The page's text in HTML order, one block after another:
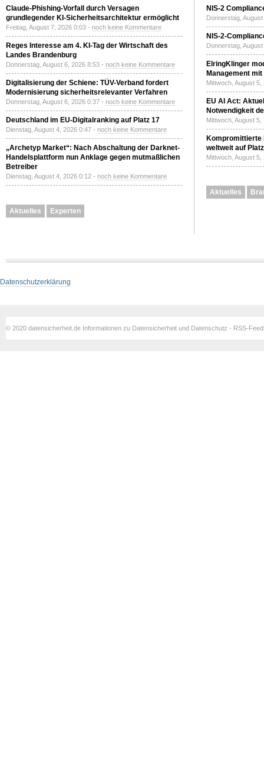
Claude-Phishing-Vorfall durch Versagen
grundlegender KI-Sicherheitsarchitektur ermöglicht
Freitag, August 7, 2026 0:03 - noch keine Kommentare
Reges Interesse am 4. KI-Tag der Wirtschaft des
Landes Brandenburg
Donnerstag, August 6, 2026 8:53 - noch keine Kommentare
Digitalisierung der Schiene: TÜV-Verband fordert
Modernisierung sicherheitsrelevanter Verfahren
Donnerstag, August 6, 2026 0:37 - noch keine Kommentare
Deutschland im EU-Digitalranking auf Platz 17
Dienstag, August 4, 2026 0:47 - noch keine Kommentare
„Archetyp Market“: Nach Abschaltung der Darknet-
Handelsplattform nun Anklage gegen mutmaßlichen
Betreiber
Dienstag, August 4, 2026 0:12 - noch keine Kommentare
Aktuelles Experten
NIS-2
Donnerstag,
NIS-2-
Donnerstag,
ElringKlinger
Management
Mittwoch, August
EU AI Act:
Notwendigkeit
Mittwoch, August
Kompromittierte
weltweit auf
Mittwoch, August
Aktuelles
Datenschutzerklärung
© 2020 datensicherheit.de Informationen zu Datensicherheit und Datenschutz - RSS-